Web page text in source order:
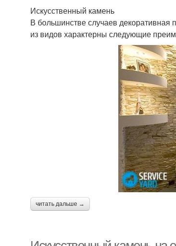
Искусственный камень
В большинстве случаев декоративная
из видов характерны следующие
читать дальше →